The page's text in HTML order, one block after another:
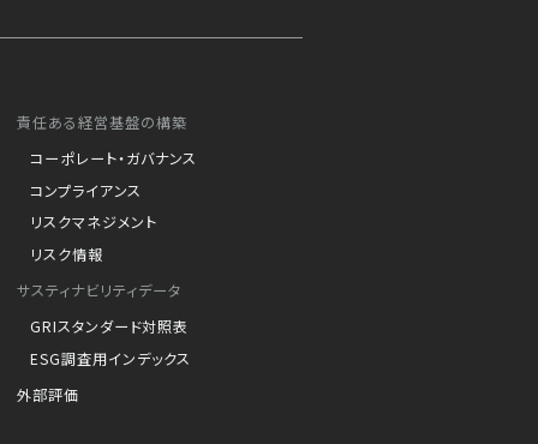
責任ある経営基盤の構築
コーポレート・ガバナンス
コンプライアンス
リスクマネジメント
リスク情報
サスティナビリティデータ
GRIスタンダード対照表
ESG調査用インデックス
外部評価